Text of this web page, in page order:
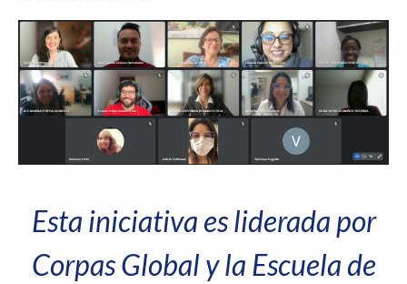
Esta iniciativa es liderada por
Corpas Global y la Escuela de